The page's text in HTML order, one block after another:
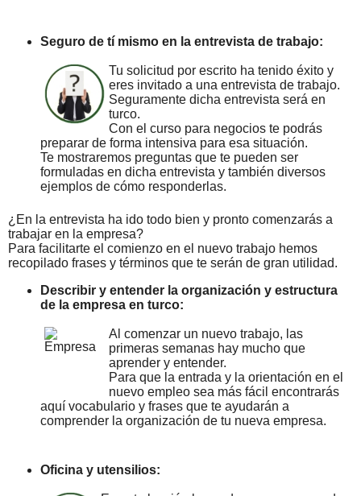
Seguro de tí mismo en la entrevista de trabajo:
Tu solicitud por escrito ha tenido éxito y
eres invitado a una entrevista de trabajo.
Seguramente dicha entrevista será en
turco.
Con el curso para negocios te podrás
preparar de forma intensiva para esa situación.
Te mostraremos preguntas que te pueden ser
formuladas en dicha entrevista y también diversos
ejemplos de cómo responderlas.
¿En la entrevista ha ido todo bien y pronto comenzarás a
trabajar en la empresa?
Para facilitarte el comienzo en el nuevo trabajo hemos
recopilado frases y términos que te serán de gran utilidad.
Describir y entender la organización y estructura
de la empresa en turco:
Al comenzar un nuevo trabajo, las
primeras semanas hay mucho que
aprender y entender.
Para que la entrada y la orientación en el
nuevo empleo sea más fácil encontrarás
aquí vocabulario y frases que te ayudarán a
comprender la organización de tu nueva empresa.
Oficina y utensilios: